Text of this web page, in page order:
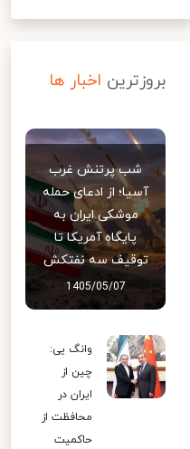
بروزترین اخبار ها
شب پرتنش غرب
آسیا؛ از ادعای حمله
موشکی ایران به
پایگاه آمریکا تا
توقیف سه نفتکش
1405/05/07
وانگ یی:
چین از
ایران در
محافظت از
حاکمیت